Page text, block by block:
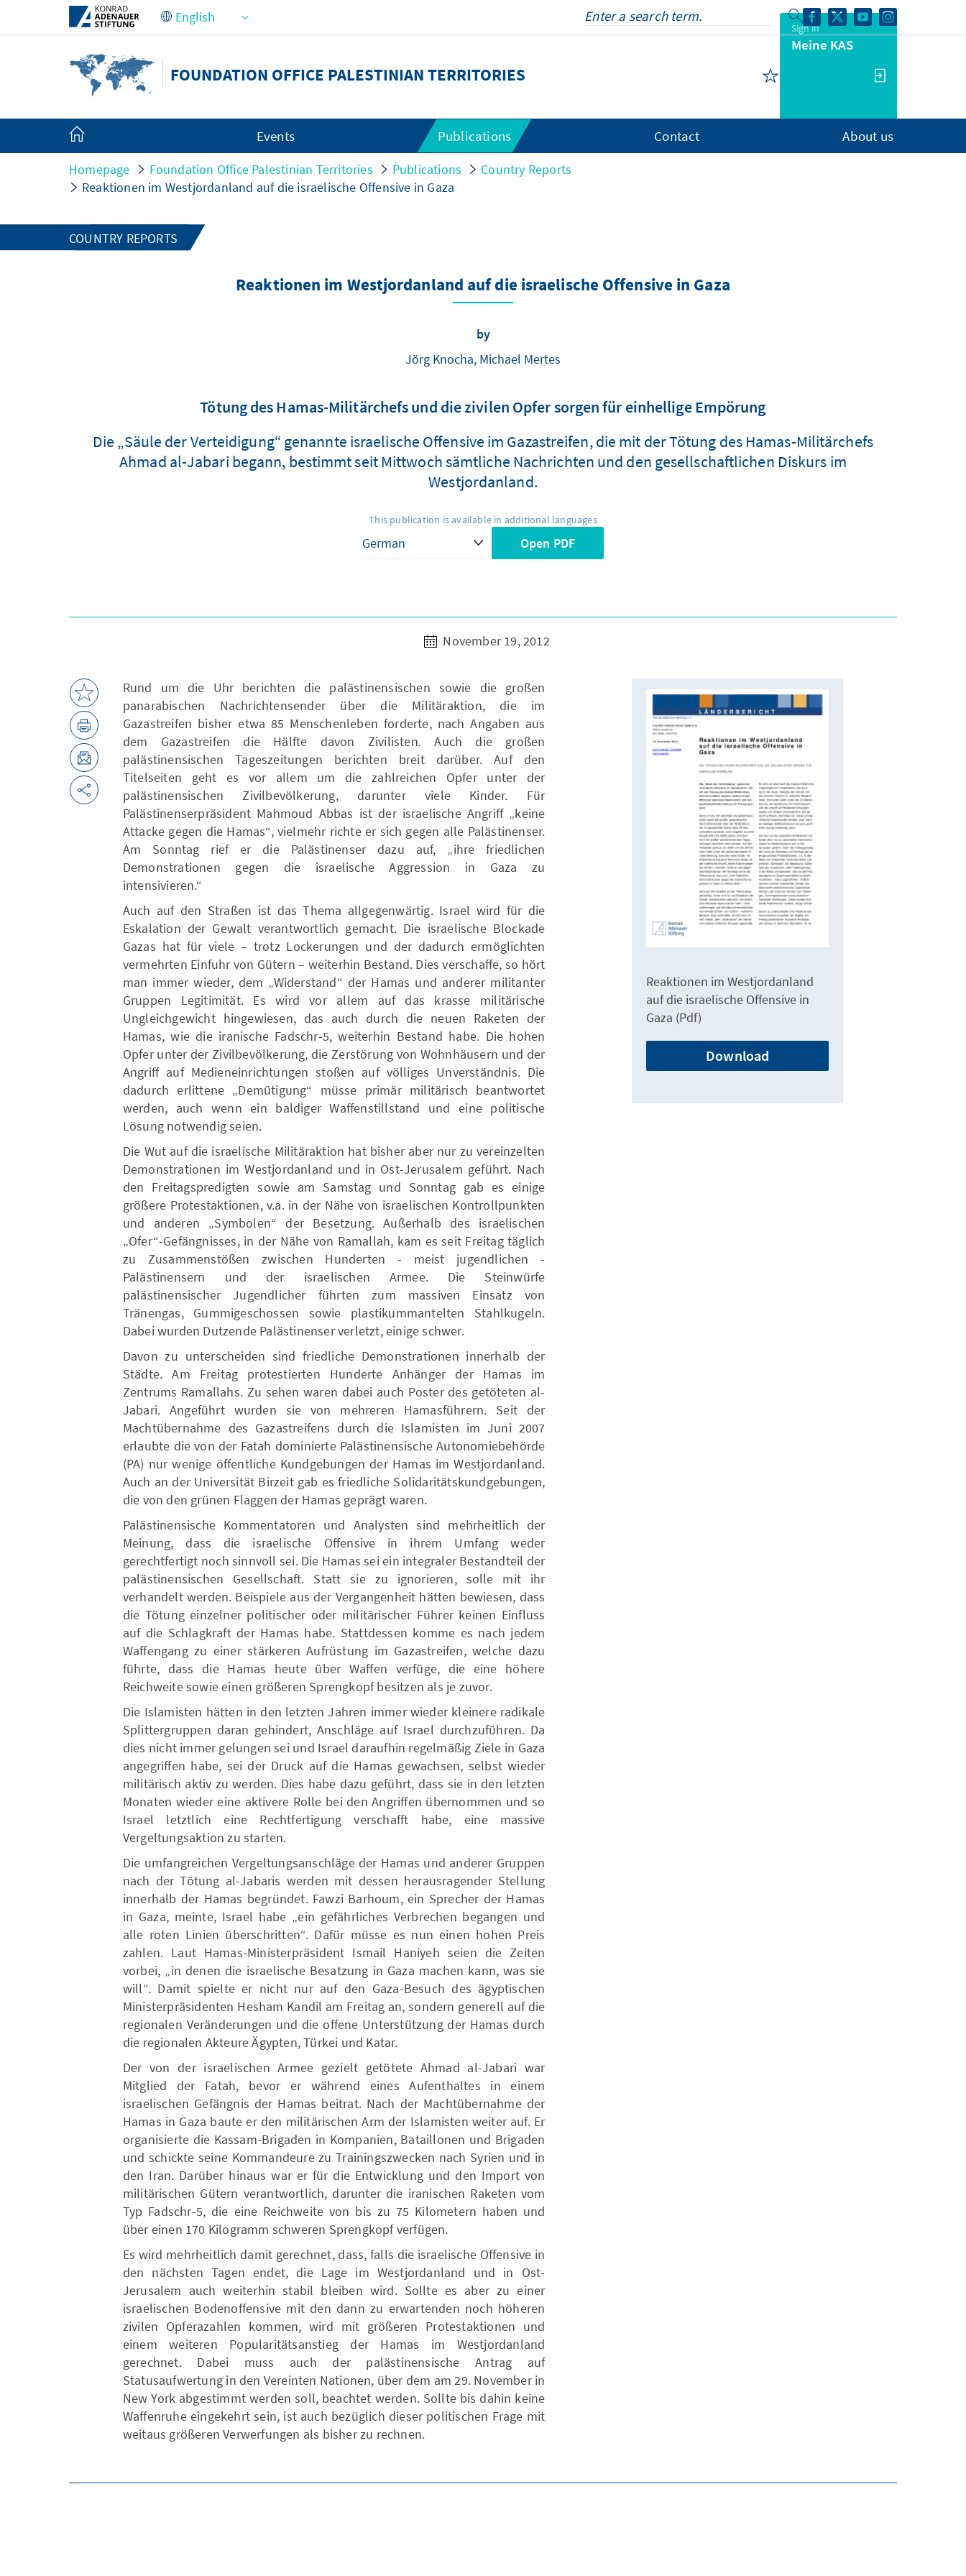
Skip to Main Content
FOUNDATION OFFICE PALESTINIAN TERRITORIES
Sign in
Meine KAS
Events Publications Contact About us
Homepage Foundation Office Palestinian Territories Publications
Country Reports
Reaktionen im Westjordanland auf die israelische Offensive in Gaza
COUNTRY REPORTS
Reaktionen im Westjordanland auf die israelische Offensive in Gaza
by
Jörg Knocha, Michael Mertes
Tötung des Hamas-Militärchefs und die zivilen Opfer sorgen für einhellige Empörung
Die „Säule der Verteidigung“ genannte israelische Offensive im Gazastreifen, die mit der Tötung des Hamas-Militärchefs
Ahmad al-Jabari begann, bestimmt seit Mittwoch sämtliche Nachrichten und den gesellschaftlichen Diskurs im
Westjordanland.
This publication is available in additional languages
Open PDF
November 19, 2012
Rund um die Uhr berichten die palästinensischen sowie die großen
panarabischen Nachrichtensender über die Militäraktion, die im
Gazastreifen bisher etwa 85 Menschenleben forderte, nach Angaben aus
dem Gazastreifen die Hälfte davon Zivilisten. Auch die großen
palästinensischen Tageszeitungen berichten breit darüber. Auf den
Titelseiten geht es vor allem um die zahlreichen Opfer unter der
palästinensischen Zivilbevölkerung, darunter viele Kinder. Für
Palästinenserpräsident Mahmoud Abbas ist der israelische Angriff „keine
Attacke gegen die Hamas“, vielmehr richte er sich gegen alle Palästinenser.
Am Sonntag rief er die Palästinenser dazu auf, „ihre friedlichen
Demonstrationen gegen die israelische Aggression in Gaza zu
intensivieren.“
Auch auf den Straßen ist das Thema allgegenwärtig. Israel wird für die
Eskalation der Gewalt verantwortlich gemacht. Die israelische Blockade
Gazas hat für viele – trotz Lockerungen und der dadurch ermöglichten
vermehrten Einfuhr von Gütern – weiterhin Bestand. Dies verschaffe, so hört
man immer wieder, dem „Widerstand“ der Hamas und anderer militanter
Gruppen Legitimität. Es wird vor allem auf das krasse militärische
Ungleichgewicht hingewiesen, das auch durch die neuen Raketen der
Hamas, wie die iranische Fadschr-5, weiterhin Bestand habe. Die hohen
Opfer unter der Zivilbevölkerung, die Zerstörung von Wohnhäusern und der
Angriff auf Medieneinrichtungen stoßen auf völliges Unverständnis. Die
dadurch erlittene „Demütigung“ müsse primär militärisch beantwortet
werden, auch wenn ein baldiger Waffenstillstand und eine politische
Lösung notwendig seien.
Die Wut auf die israelische Militäraktion hat bisher aber nur zu vereinzelten
Demonstrationen im Westjordanland und in Ost-Jerusalem geführt. Nach
den Freitagspredigten sowie am Samstag und Sonntag gab es einige
größere Protestaktionen, v.a. in der Nähe von israelischen Kontrollpunkten
und anderen „Symbolen“ der Besetzung. Außerhalb des israelischen
„Ofer“-Gefängnisses, in der Nähe von Ramallah, kam es seit Freitag täglich
zu Zusammenstößen zwischen Hunderten - meist jugendlichen -
Palästinensern und der israelischen Armee. Die Steinwürfe
palästinensischer Jugendlicher führten zum massiven Einsatz von
Tränengas, Gummigeschossen sowie plastikummantelten Stahlkugeln.
Dabei wurden Dutzende Palästinenser verletzt, einige schwer.
Davon zu unterscheiden sind friedliche Demonstrationen innerhalb der
Städte. Am Freitag protestierten Hunderte Anhänger der Hamas im
Zentrums Ramallahs. Zu sehen waren dabei auch Poster des getöteten al-
Jabari. Angeführt wurden sie von mehreren Hamasführern. Seit der
Machtübernahme des Gazastreifens durch die Islamisten im Juni 2007
erlaubte die von der Fatah dominierte Palästinensische Autonomiebehörde
(PA) nur wenige öffentliche Kundgebungen der Hamas im Westjordanland.
Auch an der Universität Birzeit gab es friedliche Solidaritätskundgebungen,
die von den grünen Flaggen der Hamas geprägt waren.
Palästinensische Kommentatoren und Analysten sind mehrheitlich der
Meinung, dass die israelische Offensive in ihrem Umfang weder
gerechtfertigt noch sinnvoll sei. Die Hamas sei ein integraler Bestandteil der
palästinensischen Gesellschaft. Statt sie zu ignorieren, solle mit ihr
verhandelt werden. Beispiele aus der Vergangenheit hätten bewiesen, dass
die Tötung einzelner politischer oder militärischer Führer keinen Einfluss
auf die Schlagkraft der Hamas habe. Stattdessen komme es nach jedem
Waffengang zu einer stärkeren Aufrüstung im Gazastreifen, welche dazu
führte, dass die Hamas heute über Waffen verfüge, die eine höhere
Reichweite sowie einen größeren Sprengkopf besitzen als je zuvor.
Die Islamisten hätten in den letzten Jahren immer wieder kleinere radikale
Splittergruppen daran gehindert, Anschläge auf Israel durchzuführen. Da
dies nicht immer gelungen sei und Israel daraufhin regelmäßig Ziele in Gaza
angegriffen habe, sei der Druck auf die Hamas gewachsen, selbst wieder
militärisch aktiv zu werden. Dies habe dazu geführt, dass sie in den letzten
Monaten wieder eine aktivere Rolle bei den Angriffen übernommen und so
Israel letztlich eine Rechtfertigung verschafft habe, eine massive
Vergeltungsaktion zu starten.
Die umfangreichen Vergeltungsanschläge der Hamas und anderer Gruppen
nach der Tötung al-Jabaris werden mit dessen herausragender Stellung
innerhalb der Hamas begründet. Fawzi Barhoum, ein Sprecher der Hamas
in Gaza, meinte, Israel habe „ein gefährliches Verbrechen begangen und
alle roten Linien überschritten“. Dafür müsse es nun einen hohen Preis
zahlen. Laut Hamas-Ministerpräsident Ismail Haniyeh seien die Zeiten
vorbei, „in denen die israelische Besatzung in Gaza machen kann, was sie
will“. Damit spielte er nicht nur auf den Gaza-Besuch des ägyptischen
Ministerpräsidenten Hesham Kandil am Freitag an, sondern generell auf die
regionalen Veränderungen und die offene Unterstützung der Hamas durch
die regionalen Akteure Ägypten, Türkei und Katar.
Der von der israelischen Armee gezielt getötete Ahmad al-Jabari war
Mitglied der Fatah, bevor er während eines Aufenthaltes in einem
israelischen Gefängnis der Hamas beitrat. Nach der Machtübernahme der
Hamas in Gaza baute er den militärischen Arm der Islamisten weiter auf. Er
organisierte die Kassam-Brigaden in Kompanien, Bataillonen und Brigaden
und schickte seine Kommandeure zu Trainingszwecken nach Syrien und in
den Iran. Darüber hinaus war er für die Entwicklung und den Import von
militärischen Gütern verantwortlich, darunter die iranischen Raketen vom
Typ Fadschr-5, die eine Reichweite von bis zu 75 Kilometern haben und
über einen 170 Kilogramm schweren Sprengkopf verfügen.
Es wird mehrheitlich damit gerechnet, dass, falls die israelische Offensive in
den nächsten Tagen endet, die Lage im Westjordanland und in Ost-
Jerusalem auch weiterhin stabil bleiben wird. Sollte es aber zu einer
israelischen Bodenoffensive mit den dann zu erwartenden noch höheren
zivilen Opferazahlen kommen, wird mit größeren Protestaktionen und
einem weiteren Popularitätsanstieg der Hamas im Westjordanland
gerechnet. Dabei muss auch der palästinensische Antrag auf
Statusaufwertung in den Vereinten Nationen, über dem am 29. November in
New York abgestimmt werden soll, beachtet werden. Sollte bis dahin keine
Waffenruhe eingekehrt sein, ist auch bezüglich dieser politischen Frage mit
weitaus größeren Verwerfungen als bisher zu rechnen.
Reaktionen im Westjordanland
auf die israelische Offensive in
Gaza (Pdf)
Download